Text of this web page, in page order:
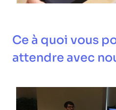
Ce à quoi vous
attendre avec